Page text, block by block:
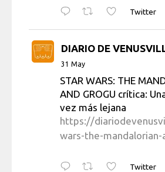
Twitter
DIARIO DE
31 May
STAR WARS: THE
AND GROGU crítica:
vez más lejana
https://
wars-the-mandalorian-
Twitter